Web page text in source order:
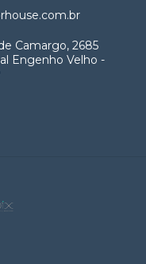
Camargo, 2685
Engenho Velho -